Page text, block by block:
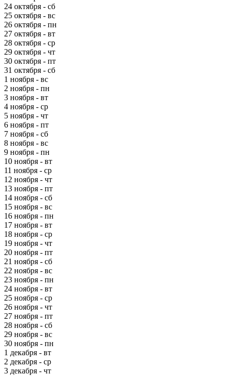
24 октября - сб
25 октября - вс
26 октября - пн
27 октября - вт
28 октября - ср
29 октября - чт
30 октября - пт
31 октября - сб
1 ноября - вс
2 ноября - пн
3 ноября - вт
4 ноября - ср
5 ноября - чт
6 ноября - пт
7 ноября - сб
8 ноября - вс
9 ноября - пн
10 ноября - вт
11 ноября - ср
12 ноября - чт
13 ноября - пт
14 ноября - сб
15 ноября - вс
16 ноября - пн
17 ноября - вт
18 ноября - ср
19 ноября - чт
20 ноября - пт
21 ноября - сб
22 ноября - вс
23 ноября - пн
24 ноября - вт
25 ноября - ср
26 ноября - чт
27 ноября - пт
28 ноября - сб
29 ноября - вс
30 ноября - пн
1 декабря - вт
2 декабря - ср
3 декабря - чт